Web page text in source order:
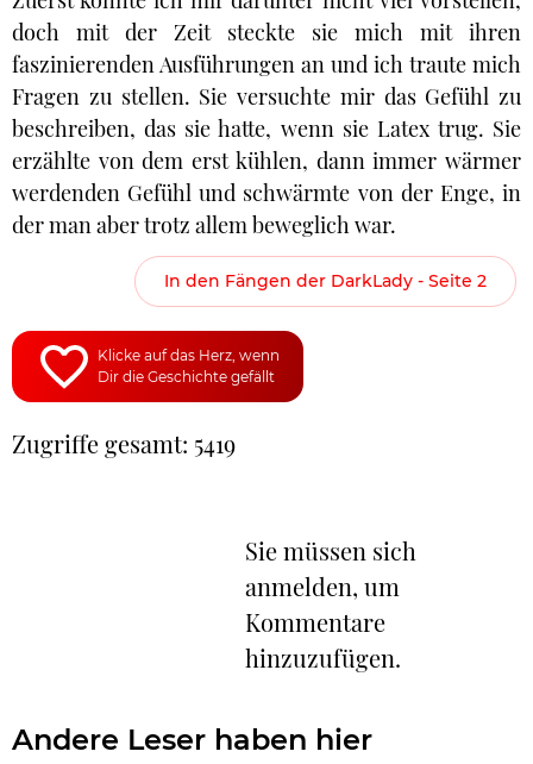
doch mit der Zeit steckte sie mich mit ihren
faszinierenden Ausführungen an und ich traute mich
Fragen zu stellen. Sie versuchte mir das Gefühl zu
beschreiben, das sie hatte, wenn sie Latex trug. Sie
erzählte von dem erst kühlen, dann immer wärmer
werdenden Gefühl und schwärmte von der Enge, in
der man aber trotz allem beweglich war.
In den Fängen der DarkLady - Seite 2
Klicke auf das Herz, wenn
Dir die Geschichte gefällt
Zugriffe gesamt: 5419
Sie müssen sich
anmelden, um
Kommentare
hinzuzufügen.
Andere Leser haben hier